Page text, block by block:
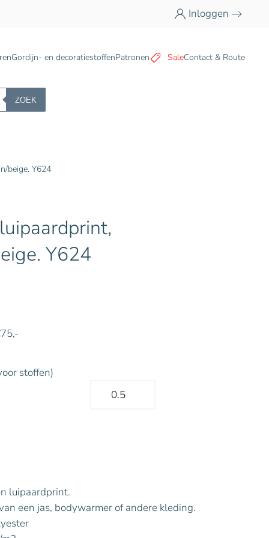
Inloggen
Gordijn- en decoratiestoffenPatronen SaleContact & Route
ZOEK
beige. Y624
Y624
stoffen)
luipaardprint.
een jas, bodywarmer of andere kleding.